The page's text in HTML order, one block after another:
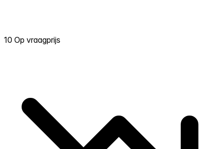
10 Op vraagprijs